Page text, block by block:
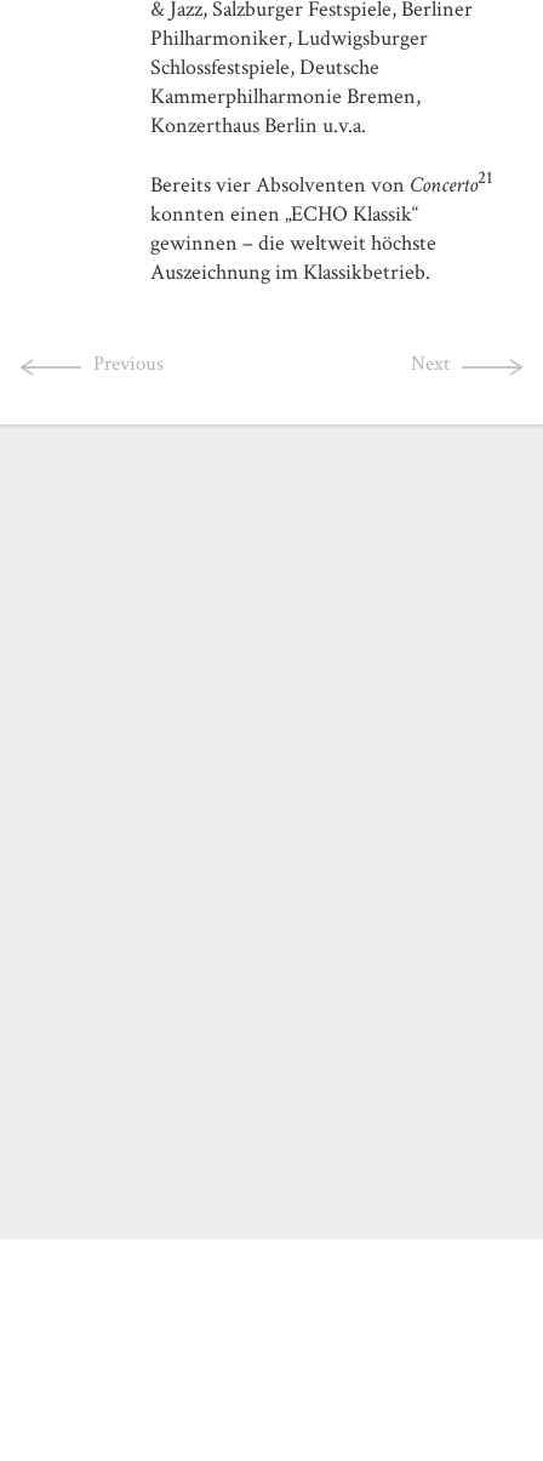
& Jazz, Salzburger Festspiele, Berliner
Philharmoniker, Ludwigsburger
Schlossfestspiele, Deutsche
Kammerphilharmonie Bremen,
Konzerthaus Berlin u.v.a.
Bereits vier Absolventen von Concerto21
konnten einen „ECHO Klassik“
gewinnen – die weltweit höchste
Auszeichnung im Klassikbetrieb.
Previous Next